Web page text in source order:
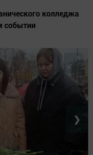
колледжа
событии
❯